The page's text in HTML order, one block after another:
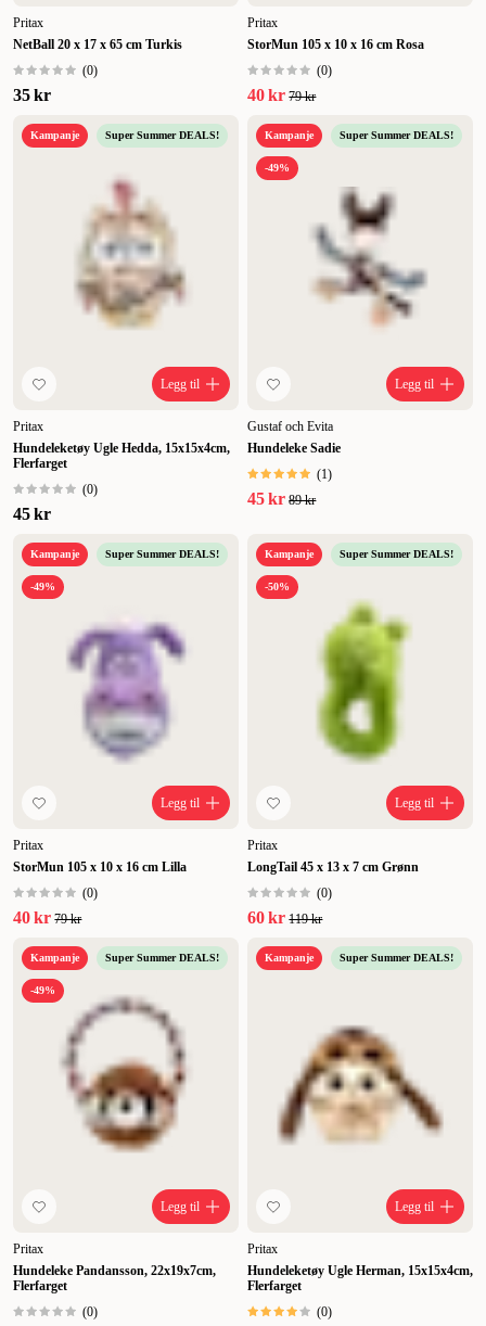
Pritax
NetBall 20 x 17 x 65 cm Turkis
(0)
35 kr
Pritax
StorMun 105 x 10 x 16 cm Rosa
(0)
40 kr 79 kr
Kampanje Super Summer DEALS!
Legg til
Pritax
Hundeleketøy Ugle Hedda, 15x15x4cm,
Flerfarget
(0)
45 kr
Kampanje Super Summer DEALS!
-49%
Legg til
Gustaf och Evita
Hundeleke Sadie
(1)
45 kr 89 kr
Kampanje Super Summer DEALS!
-49%
Legg til
Pritax
StorMun 105 x 10 x 16 cm Lilla
(0)
40 kr 79 kr
Kampanje Super Summer DEALS!
-50%
Legg til
Pritax
LongTail 45 x 13 x 7 cm Grønn
(0)
60 kr 119 kr
Kampanje Super Summer DEALS!
-49%
Legg til
Pritax
Hundeleke Pandansson, 22x19x7cm,
Flerfarget
(0)
Kampanje Super Summer DEALS!
Legg til
Pritax
Hundeleketøy Ugle Herman, 15x15x4cm,
Flerfarget
(0)